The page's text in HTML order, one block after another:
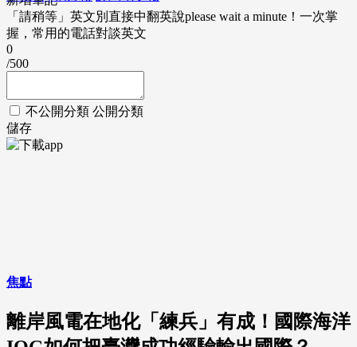
「請稍等」英文別直接中翻英說please wait a minute！一次掌
握，常用的電話對談英文
0
/500
不公開分類 公開分類
儲存
焦點
離岸風電在地化「練兵」有成！國際海洋